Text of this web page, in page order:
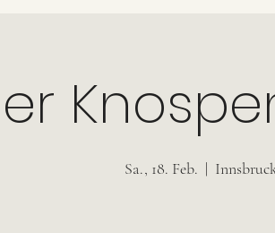
Sa., 18. Feb.
  |